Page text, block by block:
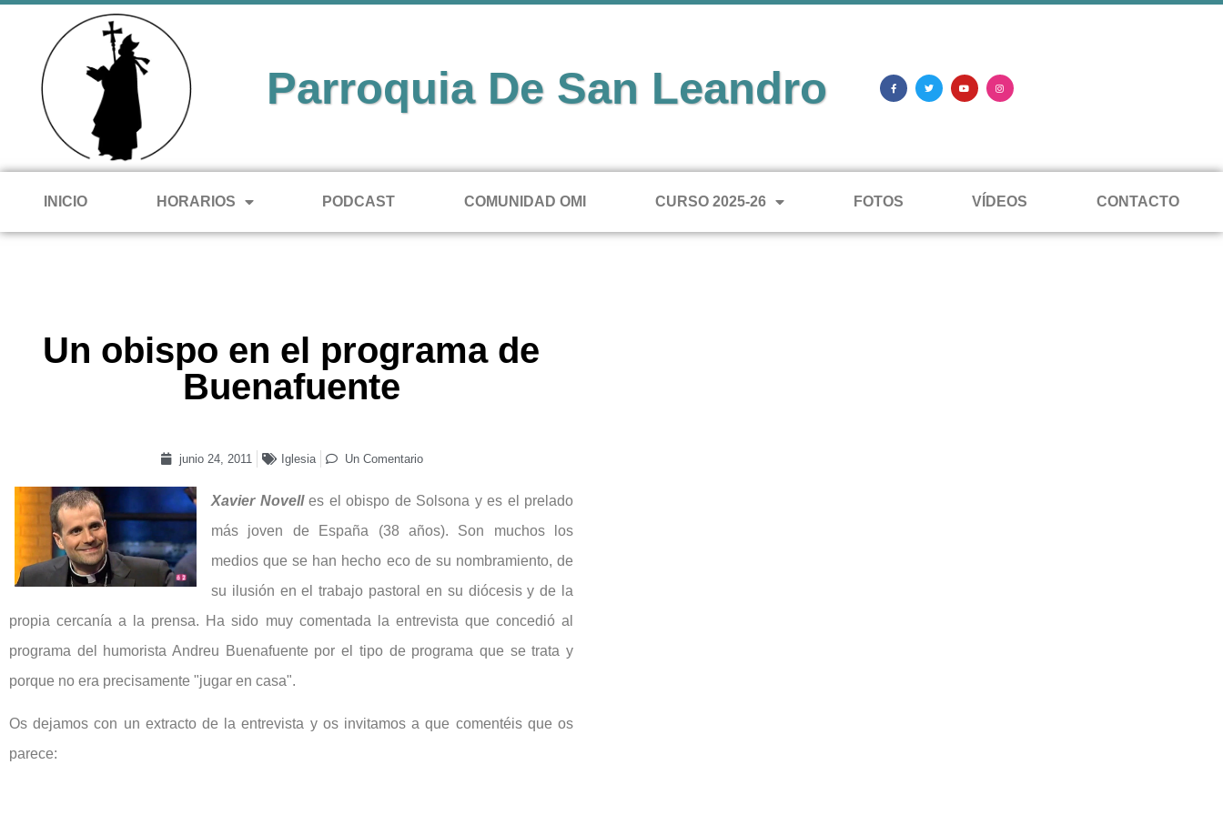
Parroquia De San Leandro
INICIO HORARIOS PODCAST COMUNIDAD OMI CURSO 2025-26 FOTOS VÍDEOS CONTACTO
Un obispo en el programa de
Buenafuente
junio 24, 2011 Iglesia Un Comentario
Xavier Novelles el obispo de Solsona y es el prelado
más joven de España (38 años). Son muchos los
medios que se han hecho eco de su nombramiento, de
su ilusión en el trabajo pastoral en su diócesis y de la
propia cercanía a la prensa. Ha sido muy comentada la entrevista que concedió al
programa del humorista Andreu Buenafuente por el tipo de programa que se trata y
porque no era precisamente "jugar en casa".
Os dejamos con un extracto de la entrevista y os invitamos a que comentéis que os
parece: